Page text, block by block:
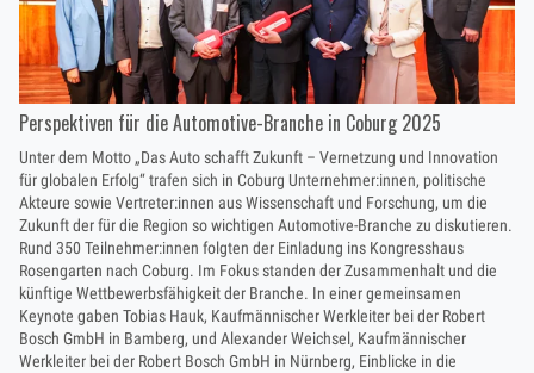
Perspektiven für die Automotive-Branche in Coburg 2025
Unter dem Motto „Das Auto schafft Zukunft – Vernetzung und Innovation
für globalen Erfolg“ trafen sich in Coburg Unternehmer:innen, politische
Akteure sowie Vertreter:innen aus Wissenschaft und Forschung, um die
Zukunft der für die Region so wichtigen Automotive-Branche zu diskutieren.
Rund 350 Teilnehmer:innen folgten der Einladung ins Kongresshaus
Rosengarten nach Coburg. Im Fokus standen der Zusammenhalt und die
künftige Wettbewerbsfähigkeit der Branche. In einer gemeinsamen
Keynote gaben Tobias Hauk, Kaufmännischer Werkleiter bei der Robert
Bosch GmbH in Bamberg, und Alexander Weichsel, Kaufmännischer
Werkleiter bei der Robert Bosch GmbH in Nürnberg, Einblicke in die